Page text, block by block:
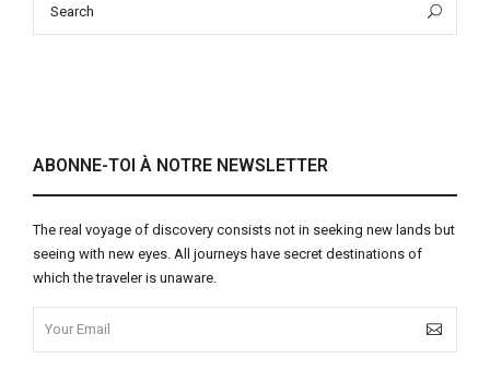
ABONNE-TOI À NOTRE NEWSLETTER
The real voyage of discovery consists not in seeking new lands but
seeing with new eyes. All journeys have secret destinations of
which the traveler is unaware.